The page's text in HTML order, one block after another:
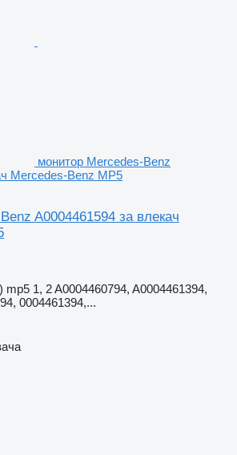
монитор Mercedes-Benz
Mercedes-Benz MP5
A0004461594 за влекач
mp5 1, 2 A0004460794, A0004461394,
0004461394,...